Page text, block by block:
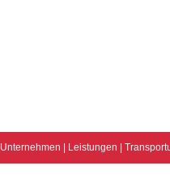
Unternehmen Leistungen